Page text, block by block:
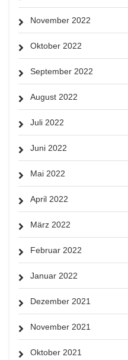
November 2022
Oktober 2022
September 2022
August 2022
Juli 2022
Juni 2022
Mai 2022
April 2022
März 2022
Februar 2022
Januar 2022
Dezember 2021
November 2021
Oktober 2021